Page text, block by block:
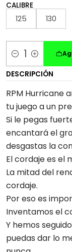
CALIBRE
125 130
Cantidad
DESCRIPCIÓN
RPM Hurricane
tu juego a un
Si le pegas
encantará el
desgastas la
El cordaje es el
La mitad del
cordaje.
Por eso es
Inventamos el
Y hemos
puedas dar lo